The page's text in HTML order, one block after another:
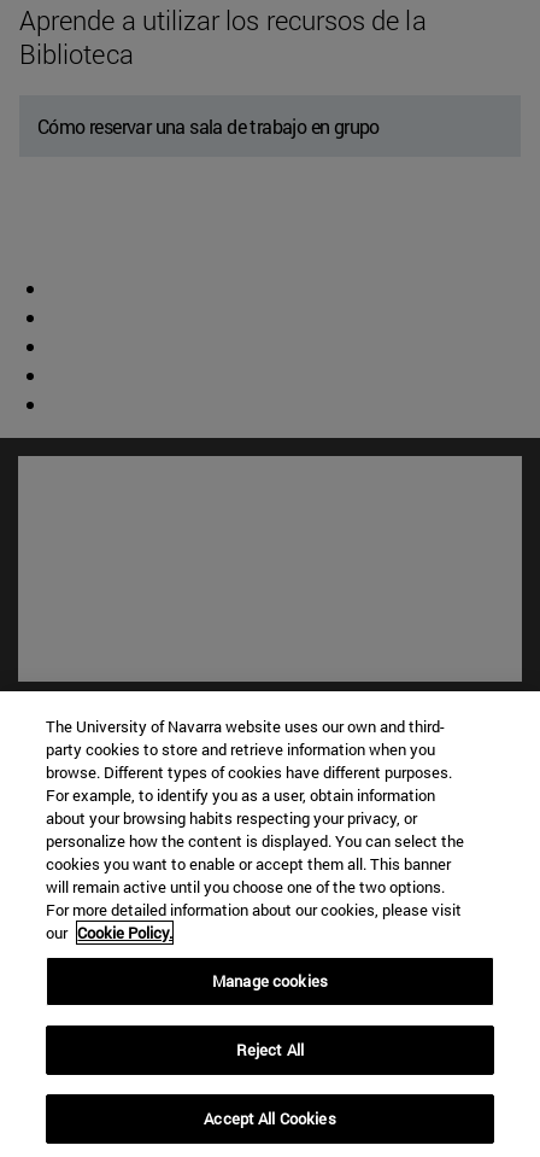
Aprende a utilizar los recursos de la
Biblioteca
Cómo reservar una sala de trabajo en grupo
Accesos directos
Biblioteca(abre en nueva ventana)
Mi correo(abre en nueva ventana)
Aula virtual ADI(abre en nueva ventana)
Búsqueda de personas(abre en nueva ventana)
Trabaja con nosotros(abre en nueva ventana)
Información
TFNO +34 948 42 56 00
¿QUÉ GRADO TE INTERESA?
¿QUÉ MÁSTER TE INTERESA?
© Universidad de Navarra
Información legal
Accesibilidad
Configuración de cookies
The University of Navarra website uses our own and third-
party cookies to store and retrieve information when you
browse. Different types of cookies have different purposes.
For example, to identify you as a user, obtain information
about your browsing habits respecting your privacy, or
personalize how the content is displayed. You can select the
cookies you want to enable or accept them all. This banner
will remain active until you choose one of the two options.
For more detailed information about our cookies, please visit
our Cookie Policy.
Manage cookies
Reject All
Accept All Cookies